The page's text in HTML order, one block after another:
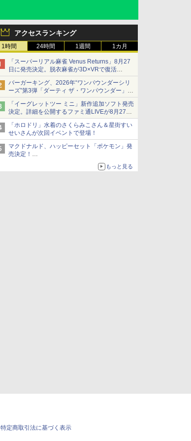
アクセスランキング
1時間 24時間 1週間 1カ月
「スーパーリアル麻雀 Venus Returns」8月27
日に発売決定。脱衣麻雀が3D×VRで復活
発売から2週間は20%オフになるセールが実施
バーガーキング、2026年“ワンパウンダーシリ
ーズ”第3弾「ダーティ ザ・ワンパウンダー」を
8月7日発売
「特製ガーリックマヨソース」を使用した超大
型チーズバーガー
「イーグレットツー ミニ」新作追加ソフト発売
決定。詳細を公開するファミ通LIVEが8月27日
20時から配信
シリーズ累計100タイトルへ
「ホロドリ」水着のさくらみこさん＆星街すい
せいさんが次回イベントで登場！
マクドナルド、ハッピーセット「ポケモン」発
売決定！
ポケモン30周年記念で30匹が大集合
もっと見る
特定商取引法に基づく表示